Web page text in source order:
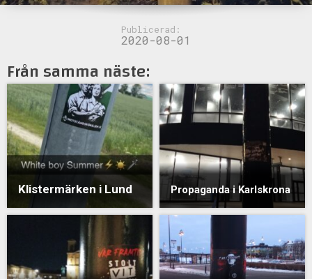
Publicerad:
2020-08-01
Från samma näste:
Klistermärken i Lund Propaganda i Karlskrona